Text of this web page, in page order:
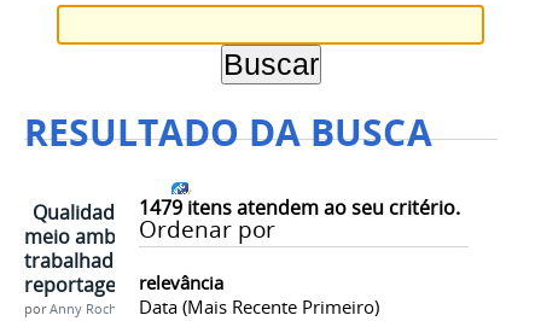
RESULTADO DA BUSCA
1479itens atendem ao seu critério.
Ordenar por
relevância
Data (mais Recente Primeiro)
Qualidade de vida, bem-estar e
meio ambiente são pilares
trabalhados por TAES em
reportagem desta semana
porAnny Rochelly